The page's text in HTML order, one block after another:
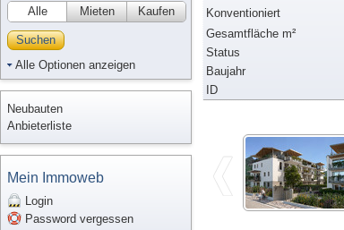
Alle Kaufen
Mieten
Suchen
Alle Optionen anzeigen
Neubauten
Anbieterliste
Mein Immoweb
Login
Password vergessen
Konventioniert
Gesamtfläche m²
Status
Baujahr
ID